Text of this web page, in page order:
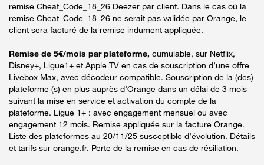
remise Cheat_Code_18_26 Deezer par client. Dans le cas où la
remise Cheat_Code_18_26 ne serait pas validée par Orange, le
client sera facturé de la remise indument appliquée.
Remise de 5€/mois par plateforme, cumulable, sur Netflix,
Disney+, Ligue1+ et Apple TV en cas de souscription d’une offre
Livebox Max, avec décodeur compatible. Souscription de la (des)
plateforme (s) en plus auprès d’Orange dans un délai de 3 mois
suivant la mise en service et activation du compte de la
plateforme. Ligue 1+ : avec engagement mensuel ou avec
engagement 12 mois. Remise appliquée sur la facture Orange.
Liste des plateformes au 20/11/25 susceptible d’évolution. Détails
et tarifs sur orange.fr. Perte de la remise en cas de résiliation.